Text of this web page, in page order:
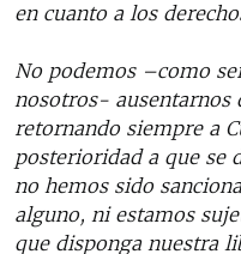
en cuanto a los
No podemos –como
nosotros- ausentarnos
retornando siempre a
posterioridad a que se
no hemos sido
alguno, ni estamos
que disponga nuestra